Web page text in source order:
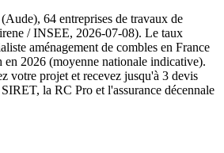
64 entreprises de travaux de
/ INSEE, 2026-07-08). Le taux
aménagement de combles en France
en 2026 (moyenne nationale indicative).
votre projet et recevez jusqu'à 3 devis
la RC Pro et l'assurance décennale